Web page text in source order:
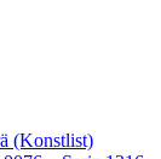
(Konstlist)